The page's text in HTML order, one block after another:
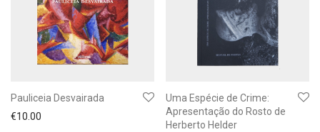
Pauliceia Desvairada
€10.00
Uma Espécie de Crime:
Apresentação do Rosto de
Herberto Helder